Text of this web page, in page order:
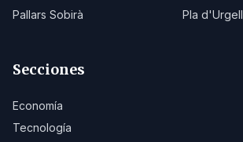
Pallars Sobirà
Pla d'Urgell
Secciones
Economía
Tecnología